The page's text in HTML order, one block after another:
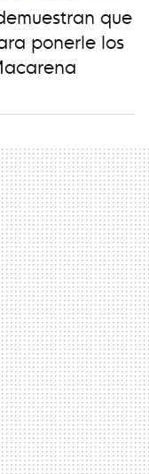
que
ponerle los